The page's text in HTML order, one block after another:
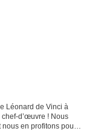
Léonard de Vinci à
chef-d’œuvre ! Nous
en profitons pour